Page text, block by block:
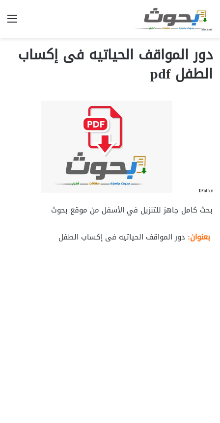
دور المواقف الحياتيه فى إكساب
الطفل pdf
بحث كامل جاهز للتنزيل في الأسفل من موقع بحوث
بعنوان: دور المواقف الحياتيه فى إكساب الطفل